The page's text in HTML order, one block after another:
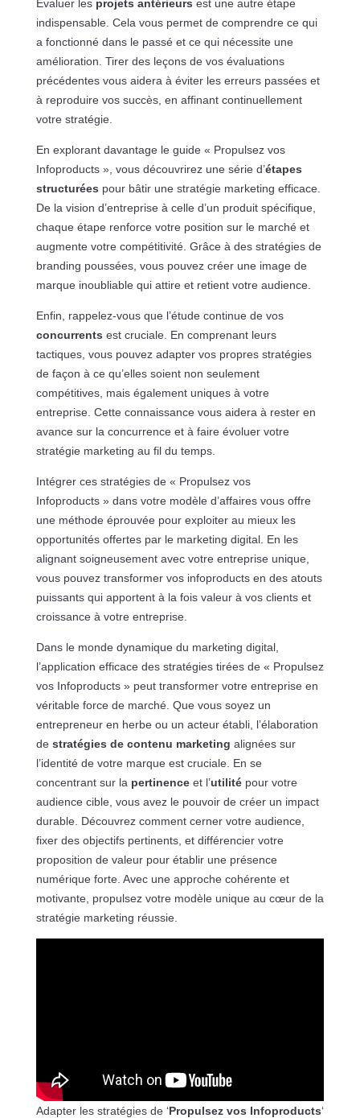
Évaluer les projets antérieurs est une autre étape
indispensable. Cela vous permet de comprendre ce qui
a fonctionné dans le passé et ce qui nécessite une
amélioration. Tirer des leçons de vos évaluations
précédentes vous aidera à éviter les erreurs passées et
à reproduire vos succès, en affinant continuellement
votre stratégie.
En explorant davantage le guide « Propulsez vos
Infoproducts », vous découvrirez une série d’étapes
structurées pour bâtir une stratégie marketing efficace.
De la vision d’entreprise à celle d’un produit spécifique,
chaque étape renforce votre position sur le marché et
augmente votre compétitivité. Grâce à des stratégies de
branding poussées, vous pouvez créer une image de
marque inoubliable qui attire et retient votre audience.
Enfin, rappelez-vous que l’étude continue de vos
concurrents est cruciale. En comprenant leurs
tactiques, vous pouvez adapter vos propres stratégies
de façon à ce qu’elles soient non seulement
compétitives, mais également uniques à votre
entreprise. Cette connaissance vous aidera à rester en
avance sur la concurrence et à faire évoluer votre
stratégie marketing au fil du temps.
Intégrer ces stratégies de « Propulsez vos
Infoproducts » dans votre modèle d’affaires vous offre
une méthode éprouvée pour exploiter au mieux les
opportunités offertes par le marketing digital. En les
alignant soigneusement avec votre entreprise unique,
vous pouvez transformer vos infoproducts en des atouts
puissants qui apportent à la fois valeur à vos clients et
croissance à votre entreprise.
Dans le monde dynamique du marketing digital,
l’application efficace des stratégies tirées de « Propulsez
vos Infoproducts » peut transformer votre entreprise en
véritable force de marché. Que vous soyez un
entrepreneur en herbe ou un acteur établi, l’élaboration
de stratégies de contenu marketing alignées sur
l’identité de votre marque est cruciale. En se
concentrant sur la pertinenceet l’utilitépour votre
audience cible, vous avez le pouvoir de créer un impact
durable. Découvrez comment cerner votre audience,
fixer des objectifs pertinents, et différencier votre
proposition de valeur pour établir une présence
numérique forte. Avec une approche cohérente et
motivante, propulsez votre modèle unique au cœur de la
stratégie marketing réussie.
Adapter les stratégies de ‘Propulsez vos Infoproducts‘